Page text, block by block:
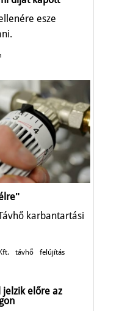
esze
karbantartási
távhő felújítás
jelzik előre az